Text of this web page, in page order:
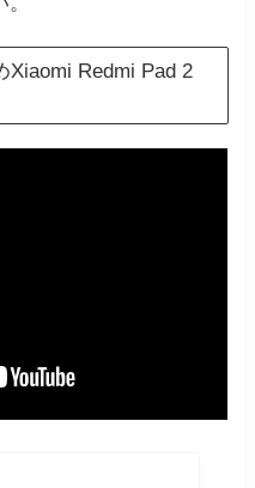
Xiaomi Redmi Pad 2